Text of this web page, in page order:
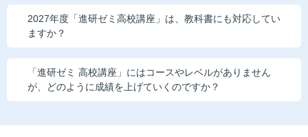
2027年度「進研ゼミ高校講座」は、教科書にも対応してい
ますか？
「進研ゼミ 高校講座」にはコースやレベルがありません
が、どのように成績を上げていくのですか？